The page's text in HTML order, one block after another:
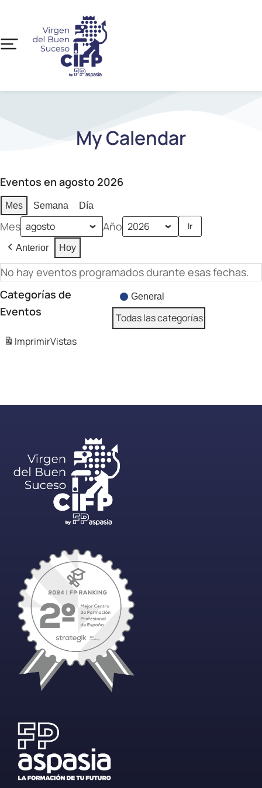
My Calendar
Eventos en agosto 2026
Mes Semana Día
Mes Año
Anterior Hoy
No hay eventos programados durante esas fechas.
Categorías de
Eventos
General
Todas las categorías
ImprimirVistas